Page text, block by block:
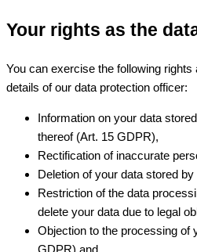
Your rights as the
You can exercise the following
details of our data protection officer:
Information on your data
thereof (Art. 15 GDPR),
Rectification of inaccurate
Deletion of your data stored
Restriction of the data
delete your data due to legal
Objection to the processing of
GDPR) and